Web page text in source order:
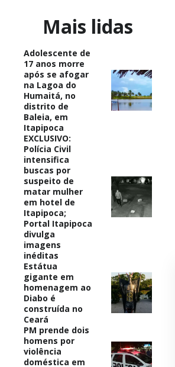
Mais lidas
Adolescente de
17 anos morre
após se afogar
na Lagoa do
Humaitá, no
distrito de
Baleia, em
Itapipoca
EXCLUSIVO:
Polícia Civil
intensifica
buscas por
suspeito de
matar mulher
em hotel de
Itapipoca;
Portal Itapipoca
divulga
imagens
inéditas
Estátua
gigante em
homenagem ao
Diabo é
construída no
Ceará
PM prende dois
homens por
violência
doméstica em